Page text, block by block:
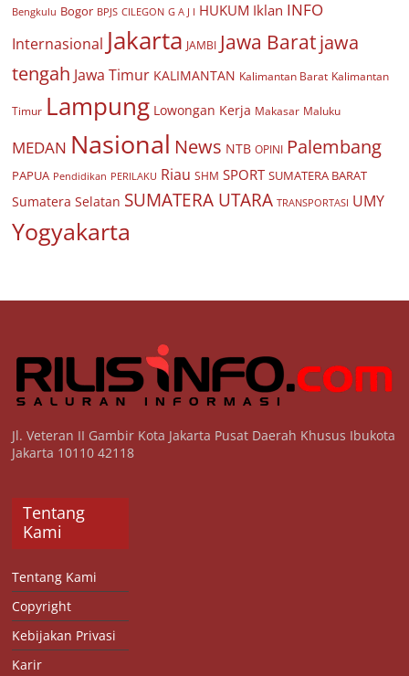
Bengkulu Bogor BPJS CILEGON G A J I HUKUM Iklan INFO
Internasional Jakarta JAMBI Jawa Baratjawa
tengah Jawa Timur KALIMANTAN Kalimantan Barat Kalimantan
Timur Lampung Lowongan Kerja Makasar Maluku
MEDAN Nasional News NTB OPINI Palembang
PAPUA Pendidikan PERILAKU Riau SHM SPORT SUMATERA BARAT
Sumatera Selatan SUMATERA UTARA TRANSPORTASI UMY
Yogyakarta
Jl. Veteran II Gambir Kota Jakarta Pusat Daerah Khusus Ibukota
Jakarta 10110 42118
Tentang
Kami
Tentang Kami
Copyright
Kebijakan Privasi
Karir